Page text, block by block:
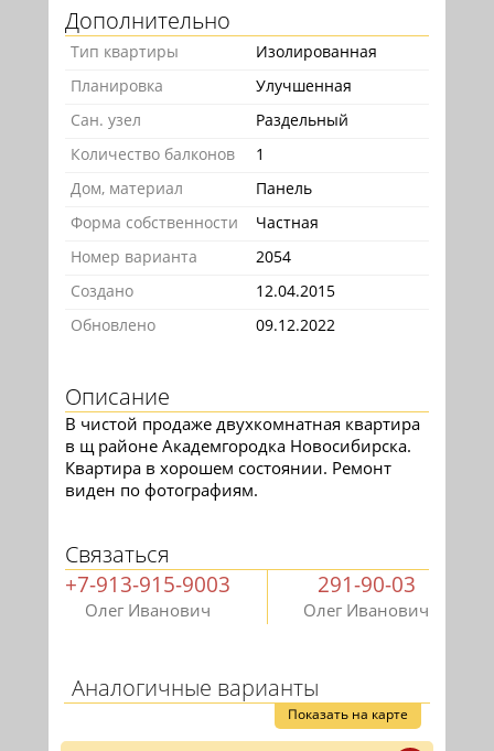
Дополнительно
Тип квартиры
Изолированная
Планировка
Улучшенная
Сан. узел
Раздельный
Количество балконов
1
Дом, материал
Панель
Форма собственности
Частная
Номер варианта
2054
Создано
12.04.2015
Обновлено
09.12.2022
Описание
В чистой продаже двухкомнатная квартира
в щ районе Академгородка Новосибирска.
Квартира в хорошем состоянии. Ремонт
виден по фотографиям.
Связаться
+7-913-915-9003
Олег Иванович
291-90-03
Олег Иванович
Аналогичные варианты
Показать на карте